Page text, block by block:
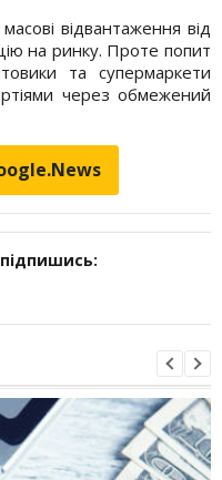
відвантаження від
на ринку. Проте попит
та супермаркети
через обмежений
підпишись: